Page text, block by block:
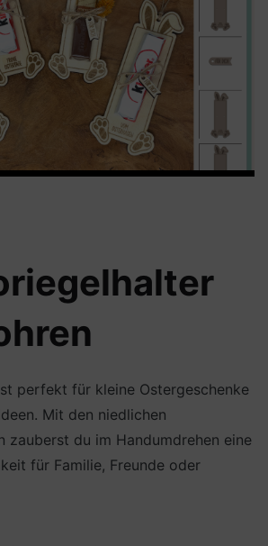
perfekt für kleine Ostergeschenke
Mit den niedlichen
zauberst du im Handumdrehen eine
für Familie, Freunde oder